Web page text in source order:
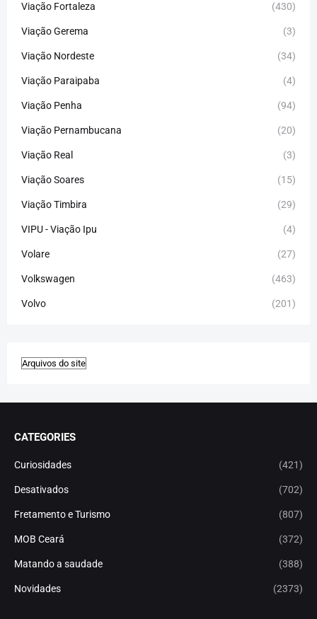
Viação Fortaleza (430)
Viação Gerema (3)
Viação Nordeste (34)
Viação Paraipaba (4)
Viação Penha (94)
Viação Pernambucana (20)
Viação Real (3)
Viação Soares (15)
Viação Timbira (29)
VIPU - Viação Ipu (4)
Volare (27)
Volkswagen (463)
Volvo (201)
CATEGORIES
Curiosidades (421)
Desativados (702)
Fretamento e Turismo (807)
MOB Ceará (372)
Matando a saudade (388)
Novidades (2373)